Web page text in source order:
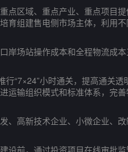
区域、重点产业、重点项目提
育组建售电侧市场主体，利用
场站操作成本和全程物流成
“7×24”小时通关，提高通关透
运输组织模式和标准体系，完
高新技术企业、小微企业、改
前，通过投资项目在线审批